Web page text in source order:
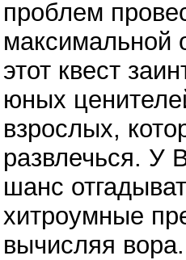
проблем
максимальной
этот квест
юных
взрослых,
развлечься. У
шанс
хитроумные
вычисляя